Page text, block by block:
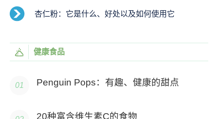
杏仁粉：它是什么、好处以及如何使用它
健康食品
Penguin Pops：有趣、健康的甜点
20种富含维生素C的食物